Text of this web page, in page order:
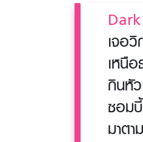
Dark
เจอ
เหนื
กินหั
ซอม
มาต